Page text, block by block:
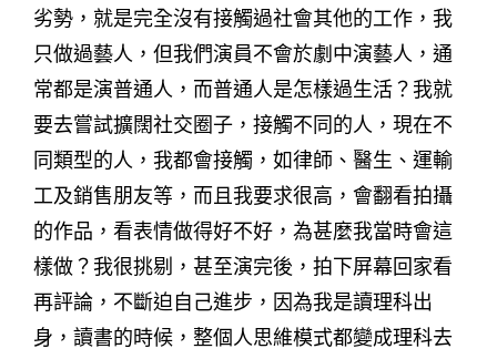
劣勢，就是完全沒有接觸過社會其他的工作，我
只做過藝人，但我們演員不會於劇中演藝人，通
常都是演普通人，而普通人是怎樣過生活？我就
要去嘗試擴闊社交圈子，接觸不同的人，現在不
同類型的人，我都會接觸，如律師、醫生、運輸
工及銷售朋友等，而且我要求很高，會翻看拍攝
的作品，看表情做得好不好，為甚麼我當時會這
樣做？我很挑剔，甚至演完後，拍下屏幕回家看
再評論，不斷迫自己進步，因為我是讀理科出
身，讀書的時候，整個人思維模式都變成理科去